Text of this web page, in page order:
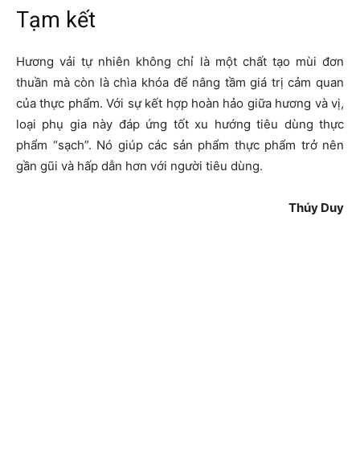
​Tạm kết
​Hương vải tự nhiên không chỉ là một chất tạo mùi đơn
thuần mà còn là chìa khóa để nâng tầm giá trị cảm quan
của thực phẩm. Với sự kết hợp hoàn hảo giữa hương và vị,
loại phụ gia này đáp ứng tốt xu hướng tiêu dùng thực
phẩm “sạch”. Nó giúp các sản phẩm thực phẩm trở nên
gần gũi và hấp dẫn hơn với người tiêu dùng.
Thúy Duy